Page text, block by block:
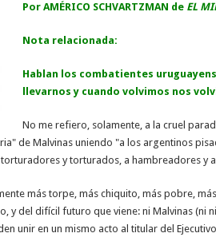
Por AMÉRICO SCHVARTZMAN de EL
Nota relacionada:
Hablan los combatientes
llevarnos y cuando volvimos nos
No me refiero, solamente, a la cruel
de Malvinas uniendo "a los argentinos
y torturados, a hambreadores y
más torpe, más chiquito, más pobre,
y del difícil futuro que viene: ni Malvinas (ni
unir en un mismo acto al titular del